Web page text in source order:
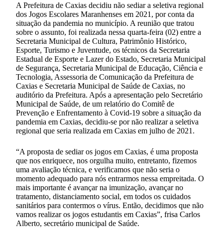
A Prefeitura de Caxias decidiu não sediar a seletiva regional
dos Jogos Escolares Maranhenses em 2021, por conta da
situação da pandemia no município. A reunião que tratou
sobre o assunto, foi realizada nessa quarta-feira (02) entre a
Secretaria Municipal de Cultura, Patrimônio Histórico,
Esporte, Turismo e Juventude, os técnicos da Secretaria
Estadual de Esporte e Lazer do Estado, Secretaria Municipal
de Segurança, Secretaria Municipal de Educação, Ciência e
Tecnologia, Assessoria de Comunicação da Prefeitura de
Caxias e Secretaria Municipal de Saúde de Caxias, no
auditório da Prefeitura. Após a apresentação pelo Secretário
Municipal de Saúde, de um relatório do Comitê de
Prevenção e Enfrentamento à Covid-19 sobre a situação da
pandemia em Caxias, decidiu-se por não realizar a seletiva
regional que seria realizada em Caxias em julho de 2021.
“A proposta de sediar os jogos em Caxias, é uma proposta
que nos enriquece, nos orgulha muito, entretanto, fizemos
uma avaliação técnica, e verificamos que não seria o
momento adequado para nós entrarmos nessa empreitada. O
mais importante é avançar na imunização, avançar no
tratamento, distanciamento social, em todos os cuidados
sanitários para contermos o vírus. Então, decidimos que não
vamos realizar os jogos estudantis em Caxias”, frisa Carlos
Alberto, secretário municipal de Saúde.